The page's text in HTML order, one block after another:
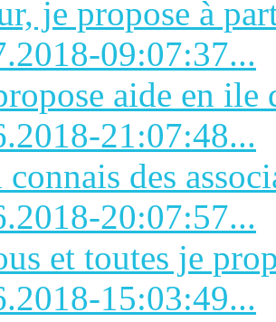
je propose à
09:07:37...
aide en ile
21:07:48...
des
20:07:57...
et toutes je
15:03:49...